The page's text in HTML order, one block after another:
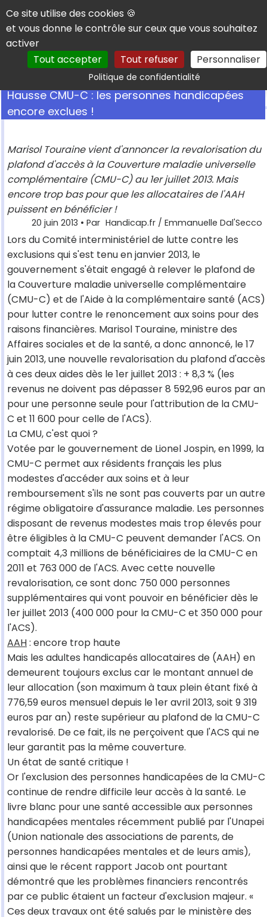
Panneau de gestion des cookies
Ce site utilise des cookies 🍪
et vous donne le contrôle sur ceux que vous souhaitez
activer
Tout accepter
Tout refuser Personnaliser
Politique de confidentialitéRechercher
Hausse CMU-C : les personnes handicapées
encore exclues !
Marisol Touraine vient d'annoncer la revalorisation du
plafond d'accès à la Couverture maladie universelle
complémentaire (CMU-C) au 1er juillet 2013. Mais
encore trop bas pour que les allocataires de l'AAH
puissent en bénéficier !
20 juin 2013 • Par Handicap.fr / Emmanuelle Dal'Secco
Lors du Comité interministériel de lutte contre les
exclusions qui s'est tenu en janvier 2013, le
gouvernement s'était engagé à relever le plafond de
la Couverture maladie universelle complémentaire
(CMU-C) et de l'Aide à la complémentaire santé (ACS)
pour lutter contre le renoncement aux soins pour des
raisons financières. Marisol Touraine, ministre des
Affaires sociales et de la santé, a donc annoncé, le 17
juin 2013, une nouvelle revalorisation du plafond d'accès
à ces deux aides dès le 1er juillet 2013 : + 8,3 % (les
revenus ne doivent pas dépasser 8 592,96 euros par an
pour une personne seule pour l'attribution de la CMU-
C et 11 600 pour celle de l'ACS).
La CMU, c'est quoi ?
Votée par le gouvernement de Lionel Jospin, en 1999, la
CMU-C permet aux résidents français les plus
modestes d'accéder aux soins et à leur
remboursement s'ils ne sont pas couverts par un autre
régime obligatoire d'assurance maladie. Les personnes
disposant de revenus modestes mais trop élevés pour
être éligibles à la CMU-C peuvent demander l'ACS. On
comptait 4,3 millions de bénéficiaires de la CMU-C en
2011 et 763 000 de l'ACS. Avec cette nouvelle
revalorisation, ce sont donc 750 000 personnes
supplémentaires qui vont pouvoir en bénéficier dès le
1er juillet 2013 (400 000 pour la CMU-C et 350 000 pour
l'ACS).
AAH: encore trop haute
Mais les adultes handicapés allocataires de (AAH) en
demeurent toujours exclus car le montant annuel de
leur allocation (son maximum à taux plein étant fixé à
776,59 euros mensuel depuis le 1er avril 2013, soit 9 319
euros par an) reste supérieur au plafond de la CMU-C
revalorisé. De ce fait, ils ne perçoivent que l'ACS qui ne
leur garantit pas la même couverture.
Un état de santé critique !
Or l'exclusion des personnes handicapées de la CMU-C
continue de rendre difficile leur accès à la santé. Le
livre blanc pour une santé accessible aux personnes
handicapées mentales récemment publié par l'Unapei
(Union nationale des associations de parents, de
personnes handicapées mentales et de leurs amis),
ainsi que le récent rapport Jacob ont pourtant
démontré que les problèmes financiers rencontrés
par ce public étaient un facteur d'exclusion majeur. «
Ces deux travaux ont été salués par le ministère des